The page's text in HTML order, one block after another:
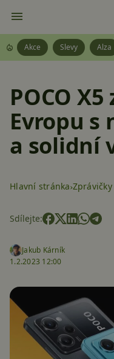
Akce Slevy Alza
POCO
Evropu s
a solidní
Hlavní stránka Zprávičky
Sdílejte:
Jakub Kárník
1.2.2023 12:00